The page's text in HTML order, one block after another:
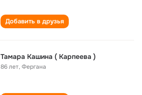
Добавить в друзья
Тамара Кашина ( Карпеева )
86 лет,Фергана